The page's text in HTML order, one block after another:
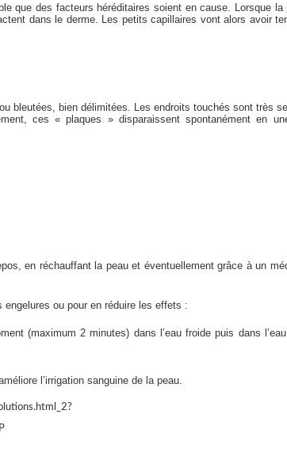
que des facteurs héréditaires soient en cause. Lorsque la
dans le derme. Les petits capillaires vont alors avoir
bleutées, bien délimitées. Les endroits touchés sont très
ces « plaques » disparaissent spontanément en
en réchauffant la peau et éventuellement grâce à un
ou pour en réduire les effets :
(maximum 2 minutes) dans l’eau froide puis dans l’eau
l’irrigation sanguine de la peau.